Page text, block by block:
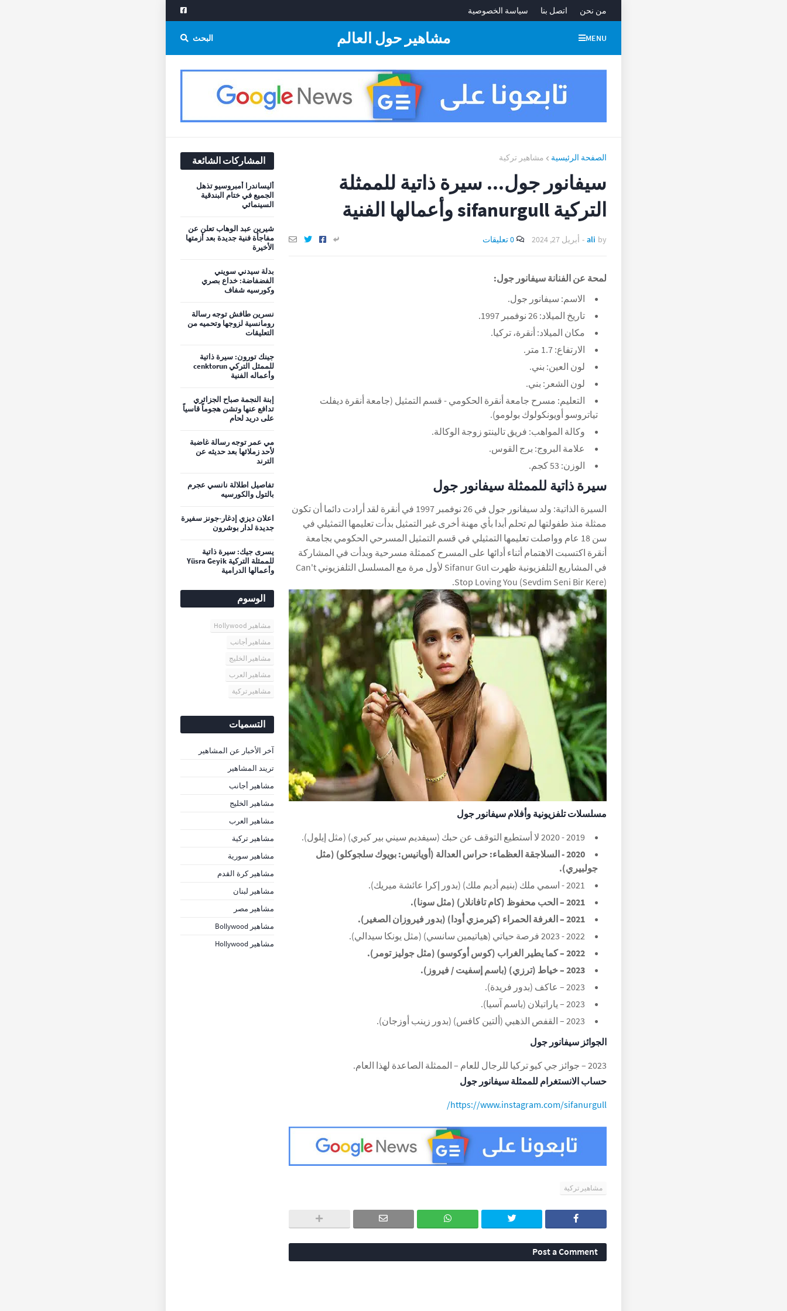
من نحن اتصل بنا سياسة الخصوصية
MENU مشاهير حول العالم البحث
الصفحة الرئيسية مشاهير تركية
سيفانور جول... سيرة ذاتية للممثلة
التركية sifanurgull وأعمالها الفنية
by
ali
- أبريل 27, 2024 0 تعليقات
لمحة عن الفنانة سيفانور جول:
الاسم: سيفانور جول.
تاريخ الميلاد: 26 نوفمبر 1997.
مكان الميلاد: أنقرة، تركيا.
الارتفاع: 1.7 متر.
لون العين: بني.
لون الشعر: بني.
التعليم: مسرح جامعة أنقرة الحكومي - قسم التمثيل (جامعة أنقرة ديفلت
تياتروسو أويونكولوك بولومو).
وكالة المواهب: فريق تالينتو زوجة الوكالة.
علامة البروج: برج القوس.
الوزن: 53 كجم.
سيرة ذاتية للممثلة سيفانور جول
السيرة الذاتية: ولد سيفانور جول في 26 نوفمبر 1997 في أنقرة لقد أرادت دائما أن تكون
ممثلة منذ طفولتها لم تحلم أبدا بأي مهنة أخرى غير التمثيل بدأت تعليمها التمثيلي في
سن 18 عام وواصلت تعليمها التمثيلي في قسم التمثيل المسرحي الحكومي بجامعة
أنقرة اكتسبت الاهتمام أثناء أدائها على المسرح كممثلة مسرحية وبدأت في المشاركة
في المشاريع التلفزيونية ظهرت Sifanur Gul لأول مرة مع المسلسل التلفزيوني Can't
Stop Loving You (Sevdim Seni Bir Kere).
مسلسلات تلفزيونية وأفلام سيفانور جول
2019 - 2020 لا أستطيع التوقف عن حبك (سيفديم سيني بير كيري) (مثل إيلول).
2020 - السلاجقة العظماء: حراس العدالة (أويانيس: بويوك سلجوكلو) (مثل
جولبيري).
2021 - اسمي ملك (بنيم أديم ملك) (بدور إكرا عائشة ميريك).
2021 – الحب محفوظ (كام تافانلار) (مثل سونا).
2021 – الغرفة الحمراء (كيرمزي أودا) (بدور فيروزان الصغير).
2022 - 2023 فرصة حياتي (هياتيمين سانسي) (مثل يونكا سيدالي).
2022 – كما يطير الغراب (كوس أوكوسو) (مثل جوليز تومر).
2023 – خياط (ترزي) (باسم إسفيت / فيروز).
2023 – عاكف (بدور فريدة).
2023 – ياراتيلان (باسم آسيا).
2023 – القفص الذهبي (ألتين كافس) (بدور زينب أوزجان).
الجوائز سيفانور جول
2023 – جوائز جي كيو تركيا للرجال للعام – الممثلة الصاعدة لهذا العام.
حساب الانستغرام للممثلة سيفانور جول
https://www.instagram.com/sifanurgull/
مشاهير تركية
Post a Comment
المشاركات الشائعة
أليساندرا أمبروسيو تذهل
الجميع في ختام البندقية
السينمائي
شيرين عبد الوهاب تعلن عن
مفاجأة فنية جديدة بعد أزمتها
الأخيرة
بدلة سيدني سويني
الفضفاضة: خداع بصري
وكورسيه شفاف
نسرين طافش توجه رسالة
رومانسية لزوجها وتحميه من
التعليقات
جينك تورون: سيرة ذاتية
للممثل التركي cenktorun
وأعماله الفنية
إبنة النجمة صباح الجزائري
تدافع عنها وتشن هجوماً قاسياً
على دريد لحام
مي عمر توجه رسالة غاضبة
لأحد زملائها بعد حديثه عن
الترند
تفاصيل اطلالة نانسي عجرم
بالتول والكورسيه
اعلان ديزي إدغار-جونز سفيرة
جديدة لدار بوشرون
يسرى جيك: سيرة ذاتية
للممثلة التركية Yüsra Geyik
وأعمالها الدرامية
الوسوم
مشاهير Hollywood
مشاهير أجانب
مشاهير الخليج
مشاهير العرب
مشاهير تركية
التسميات
آخر الأخبار عن المشاهير
تريند المشاهير
مشاهير أجانب
مشاهير الخليج
مشاهير العرب
مشاهير تركية
مشاهير سورية
مشاهير كرة القدم
مشاهير لبنان
مشاهير مصر
مشاهير Bollywood
مشاهير Hollywood